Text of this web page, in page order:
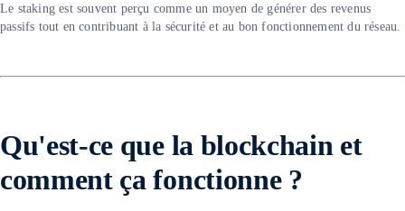
Le staking est souvent perçu comme un moyen de générer des revenus
passifs tout en contribuant à la sécurité et au bon fonctionnement du réseau.
Qu'est-ce que la blockchain et
comment ça fonctionne ?